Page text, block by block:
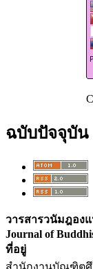
ฉบับปัจจุบัน
วารสารวนัมฎอง
Journal of
ที่อยู่
สำนักงานบัณฑิตศึ